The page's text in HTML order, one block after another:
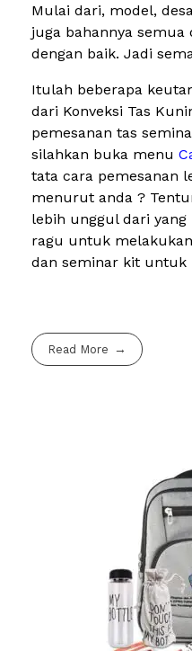
Mulai dari, model,
juga bahannya
dengan baik. Jadi
Itulah beberapa
dari Konveksi Tas
pemesanan tas
silahkan buka menu
tata cara pemesanan
menurut anda ?
lebih unggul dari
ragu untuk
dan seminar kit untuk
Read More